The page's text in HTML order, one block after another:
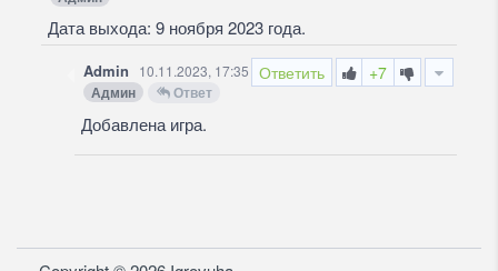
Дата выхода: 9 ноября 2023 года.
Ответить +7
Admin 10.11.2023, 17:35
Админ Ответ
Добавлена игра.